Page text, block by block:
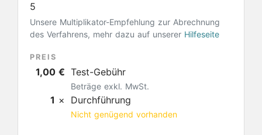
5
Unsere Multiplikator-Empfehlung zur Abrechnung
des Verfahrens, mehr dazu auf unserer Hilfeseite
PREIS
1,00 € Test-Gebühr
Beträge exkl. MwSt.
1 × Durchführung
Nicht genügend vorhanden